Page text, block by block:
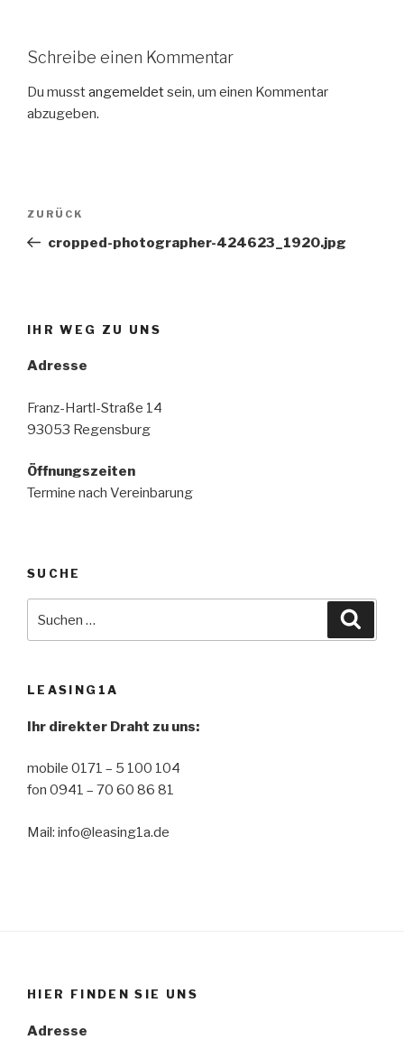
Schreibe einen Kommentar
Du musstangemeldetsein, um einen Kommentar
abzugeben.
Beitragsnavigation
Vorheriger
Beitrag
ZURÜCK
cropped-photographer-424623_1920.jpg
IHR WEG ZU UNS
Adresse
Franz-Hartl-Straße 14
93053 Regensburg
Öffnungszeiten
Termine nach Vereinbarung
SUCHE
nach:
LEASING1A
Ihr direkter Draht zu uns:
mobile 0171 – 5 100 104
fon 0941 – 70 60 86 81
Mail: info@leasing1a.de
HIER FINDEN SIE UNS
Adresse